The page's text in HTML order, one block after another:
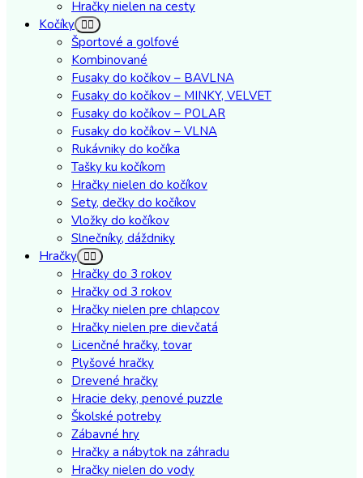
Hračky nielen na cesty
Kočíky
Športové a golfové
Kombinované
Fusaky do kočíkov – BAVLNA
Fusaky do kočíkov – MINKY, VELVET
Fusaky do kočíkov – POLAR
Fusaky do kočíkov – VLNA
Rukávniky do kočíka
Tašky ku kočíkom
Hračky nielen do kočíkov
Sety, dečky do kočíkov
Vložky do kočíkov
Slnečníky, dáždniky
Hračky
Hračky do 3 rokov
Hračky od 3 rokov
Hračky nielen pre chlapcov
Hračky nielen pre dievčatá
Licenčné hračky, tovar
Plyšové hračky
Drevené hračky
Hracie deky, penové puzzle
Školské potreby
Zábavné hry
Hračky a nábytok na záhradu
Hračky nielen do vody